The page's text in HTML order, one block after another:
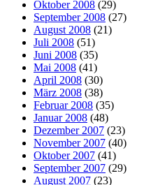
Oktober 2008 (29)
September 2008 (27)
August 2008 (21)
Juli 2008 (51)
Juni 2008 (35)
Mai 2008 (41)
April 2008 (30)
März 2008 (38)
Februar 2008 (35)
Januar 2008 (48)
Dezember 2007 (23)
November 2007 (40)
Oktober 2007 (41)
September 2007 (29)
August 2007 (23)